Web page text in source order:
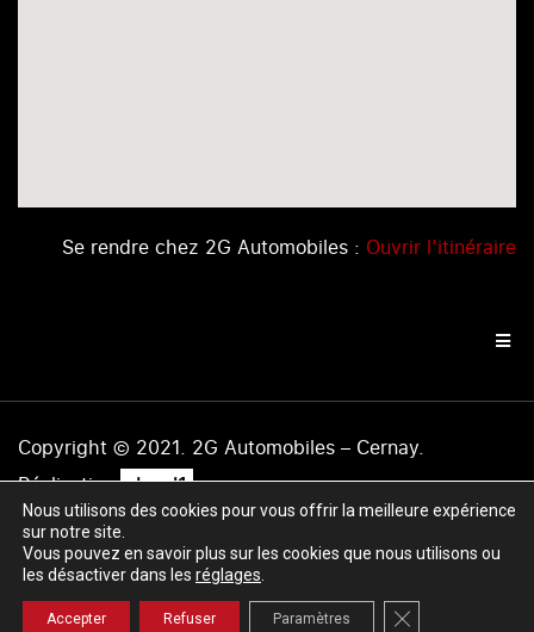
Se rendre chez 2G Automobiles : Ouvrir l’itinéraire
Copyright © 2021. 2G Automobiles – Cernay.
Réalisation .level1
Mentions légales|Politique de confidentialité|Plan du
site
Nous utilisons des cookies pour vous offrir la meilleure expérience
sur notre site.
Vous pouvez en savoir plus sur les cookies que nous utilisons ou
les désactiver dans les réglages
Accepter Refuser Paramètres Fermer la